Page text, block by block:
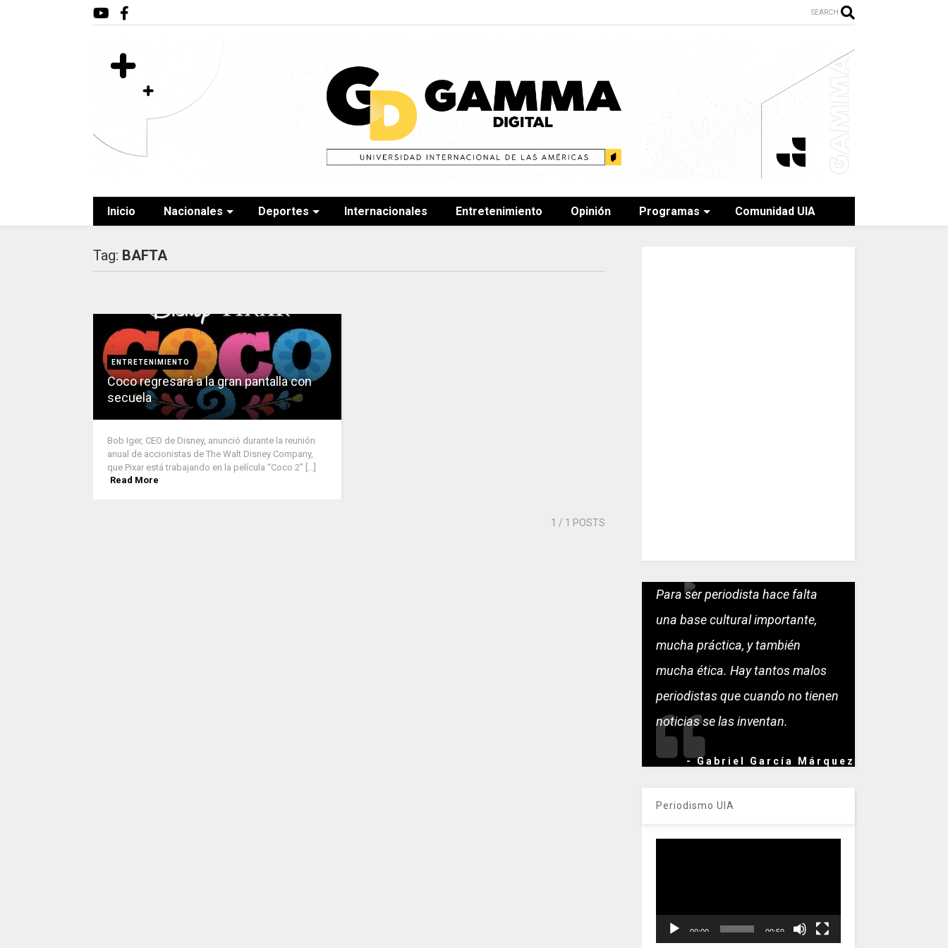
SEARCH
Inicio Nacionales Deportes Internacionales Entretenimiento Opinión Programas Comunidad UIA
Tag: BAFTA
ENTRETENIMIENTO
Coco regresará a la gran pantalla con
secuela
Bob Iger, CEO de Disney, anunció durante la reunión
anual de accionistas de The Walt Disney Company,
que Pixar está trabajando en la película “Coco 2” [...]
Read More
1 / 1 POSTS
Para ser periodista hace falta
una base cultural importante,
mucha práctica, y también
mucha ética. Hay tantos malos
periodistas que cuando no tienen
noticias se las inventan.
- Gabriel García Márquez
Periodismo UIA
00:00 00:59